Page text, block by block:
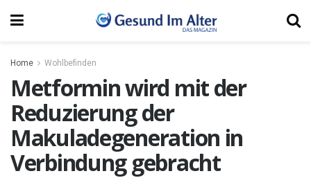
Home Wohlbefinden
Metformin wird mit der
Reduzierung der
Makuladegeneration in
Verbindung gebracht